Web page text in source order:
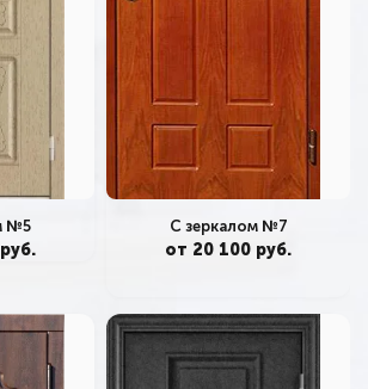
№5 С зеркалом №7
от 20 100 руб.